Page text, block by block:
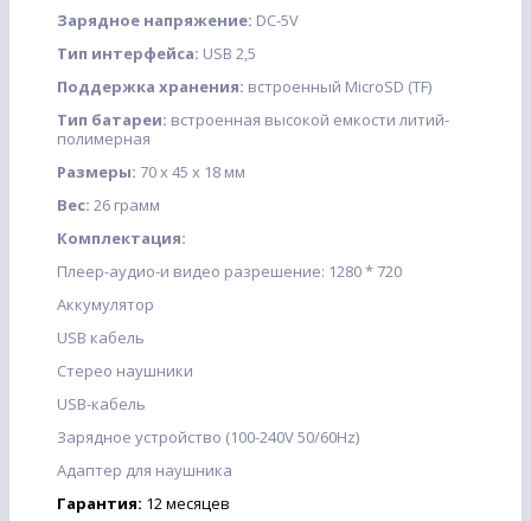
Зарядное напряжение: DC-5V
Тип интерфейса: USB 2,5
Поддержка хранения: встроенный MicroSD (TF)
Тип батареи: встроенная высокой емкости литий-
полимерная
Размеры: 70 х 45 х 18 мм
Вес: 26 грамм
Комплектация:
Плеер-аудио-и видео разрешение: 1280 * 720
Аккумулятор
USB кабель
Стерео наушники
USB-кабель
Зарядное устройство (100-240V 50/60Hz)
Адаптер для наушника
Гарантия: 12месяцев